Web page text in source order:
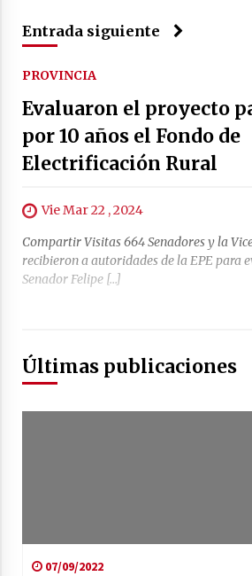
Entrada siguiente
PROVINCIA
Evaluaron el proyecto
por 10 años el Fondo de
Electrificación Rural
Vie Mar 22 , 2024
Compartir Visitas 664 Senadores y la
recibieron a autoridades de la EPE para
Senador Felipe […]
Últimas publicaciones
07/09/2022